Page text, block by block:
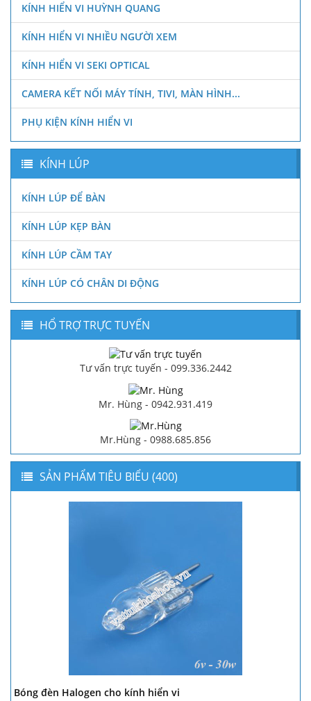
KÍNH HIỂN VI HUỲNH QUANG
KÍNH HIỂN VI NHIỀU NGƯỜI XEM
KÍNH HIỂN VI SEKI OPTICAL
CAMERA KẾT NỐI MÁY TÍNH, TIVI, MÀN HÌNH...
PHỤ KIỆN KÍNH HIỂN VI
KÍNH LÚP
KÍNH LÚP ĐỂ BÀN
KÍNH LÚP KẸP BÀN
KÍNH LÚP CẦM TAY
KÍNH LÚP CÓ CHÂN DI ĐỘNG
HỔ TRỢ TRỰC TUYẾN
Tư vấn trực tuyến - 099.336.2442
Mr. Hùng - 0942.931.419
Mr.Hùng - 0988.685.856
SẢN PHẨM TIÊU BIỂU (400)
Bóng đèn Halogen cho kính hiển vi